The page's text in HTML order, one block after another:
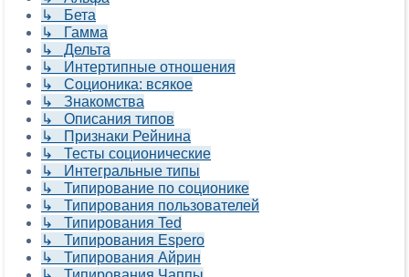
↳ Бета
↳ Гамма
↳ Дельта
↳ Интертипные отношения
↳ Соционика: всякое
↳ Знакомства
↳ Описания типов
↳ Признаки Рейнина
↳ Тесты соционические
↳ Интегральные типы
↳ Типирование по соционике
↳ Типирования пользователей
↳ Типирования Ted
↳ Типирования Espero
↳ Типирования Айрин